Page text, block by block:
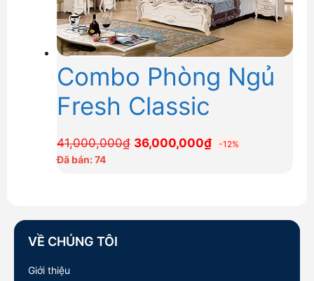
Combo Phòng Ngủ
Fresh Classic
41,000,000₫ Giá
36,000,000₫Giá
-12%
Đã bán: 74
VỀ CHÚNG TÔI
Giới thiệu